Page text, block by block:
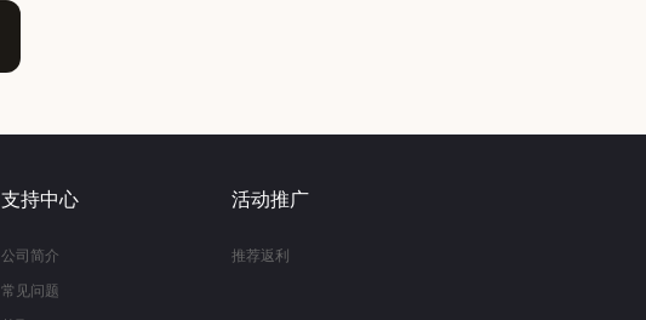
支持中心
公司简介
常见问题
活动推广
推荐返利